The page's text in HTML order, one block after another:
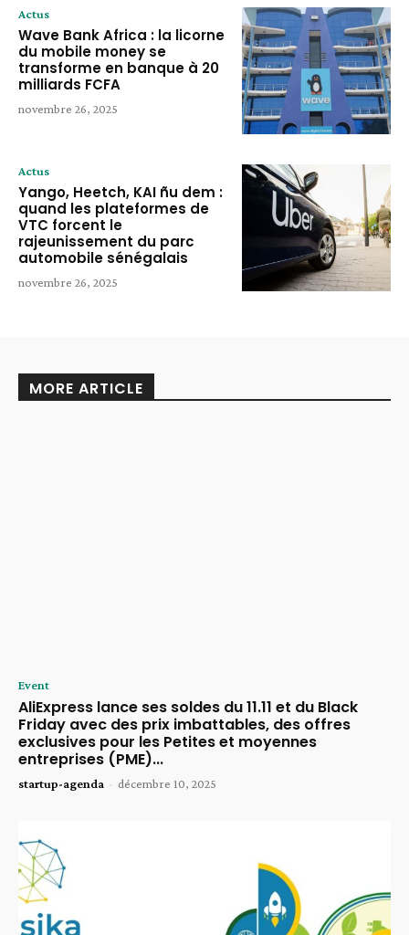
Actus
Wave Bank Africa : la licorne
du mobile money se
transforme en banque à 20
milliards FCFA
novembre 26, 2025
Actus
Yango, Heetch, KAI ñu dem :
quand les plateformes de
VTC forcent le
rajeunissement du parc
automobile sénégalais
novembre 26, 2025
MORE ARTICLE
Event
AliExpress lance ses soldes du 11.11 et du Black
Friday avec des prix imbattables, des offres
exclusives pour les Petites et moyennes
entreprises (PME)...
startup-agenda - décembre 10, 2025